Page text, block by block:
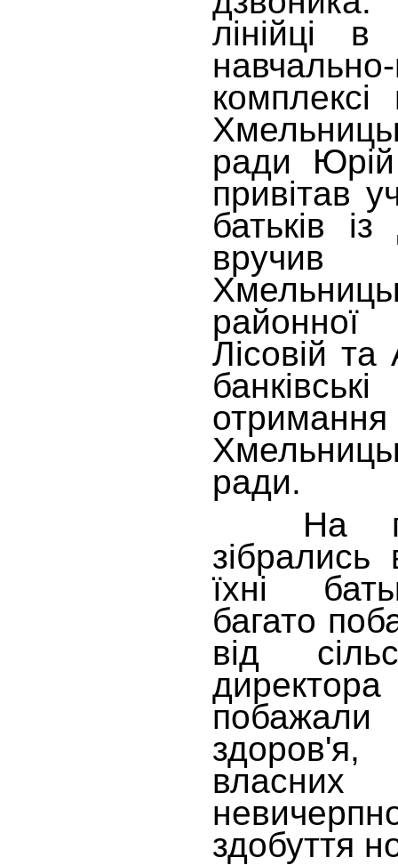
лінійці в
ради
привітав
батьків
вручив
Лісовій
ради.
На
зібрались
їхні
багато
від
здоров'я,
здобуття